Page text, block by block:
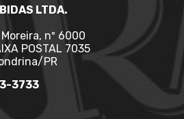
LTDA.
nº 6000
POSTAL 7035
PR
3733